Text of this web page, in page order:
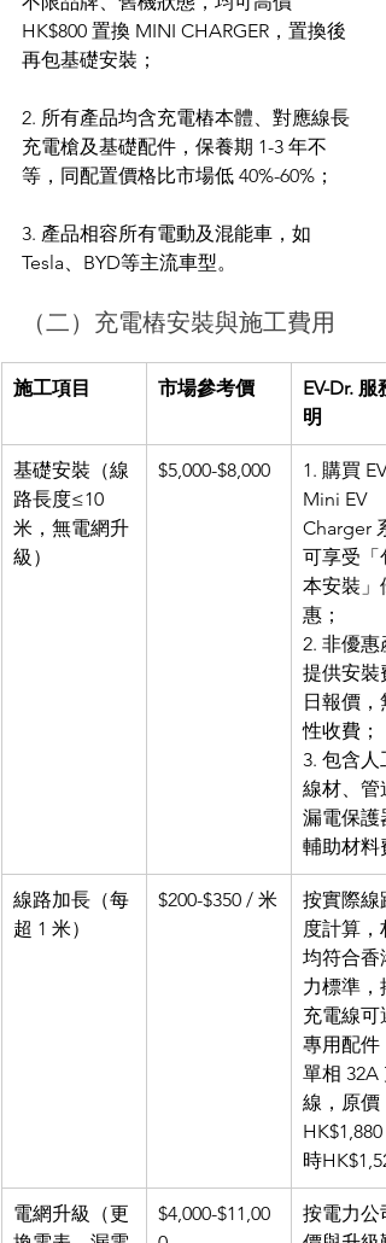
HK$800 置換 MINI CHARGER，置換後
再包基礎安裝；
2. 所有產品均含充電樁本體、對應線長
充電槍及基礎配件，保養期 1-3 年不
等，同配置價格比市場低 40%-60%；
3. 產品相容所有電動及混能車，如
Tesla、BYD等主流車型。
（二）充電樁安裝與施工費用
施工項目 市場參考價
EV-Dr. 服
明
基礎安裝（線
路長度≤10
米，無電網升
級）
$5,000-$8,000
1. 購買
Mini EV
Charger
可享受「
本安裝」
惠；
2. 非優惠
提供安裝
日報價，
性收費；
3. 包含人
線材、管
漏電保護
輔助材料
線路加長（每
超 1 米）
$200-$350 / 米
按實際線
度計算，
均符合香
力標準，
充電線可
專用配件
單相 32A
線，原價
HK$1,880
時
電網升級（更
$4,000-$11,00
按電力公